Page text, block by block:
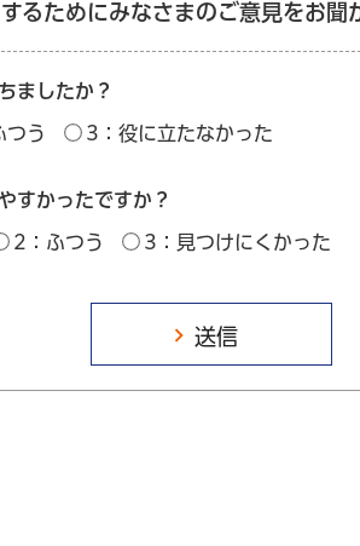
るためにみなさまのご意見をお聞
ましたか？
つう 3：役に立たなかった
すかったですか？
2：ふつう 3：見つけにくかった